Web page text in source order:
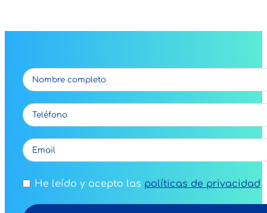
He leído y acepto las políticas de privacidad